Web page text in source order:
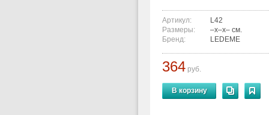
Артикул:
L42
Размеры:
–x–x– см.
Бренд:
LEDEME
364 руб.
В корзину